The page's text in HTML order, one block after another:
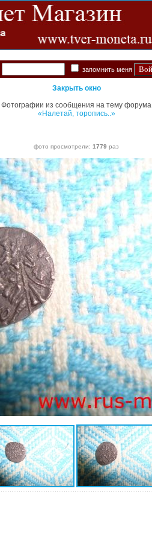
запомнить меня
Закрыть окно
Фотографии из сообщения на тему форума
«Налетай, торопись..»
фото просмотрели: 1779 раз